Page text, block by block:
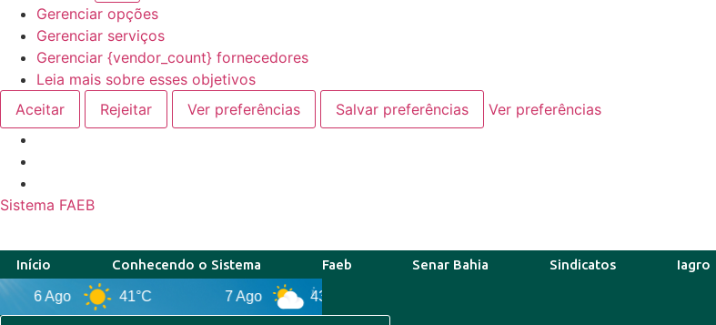
Gerenciar opções
Gerenciar serviços
Gerenciar {vendor_count} fornecedores
Leia mais sobre esses objetivos
Aceitar
Rejeitar Ver preferências Salvar preferências Ver preferências
Sistema FAEB
Início Conhecendo o Sistema Faeb Senar Bahia Sindicatos Iagro
Ago 41°C 43°C